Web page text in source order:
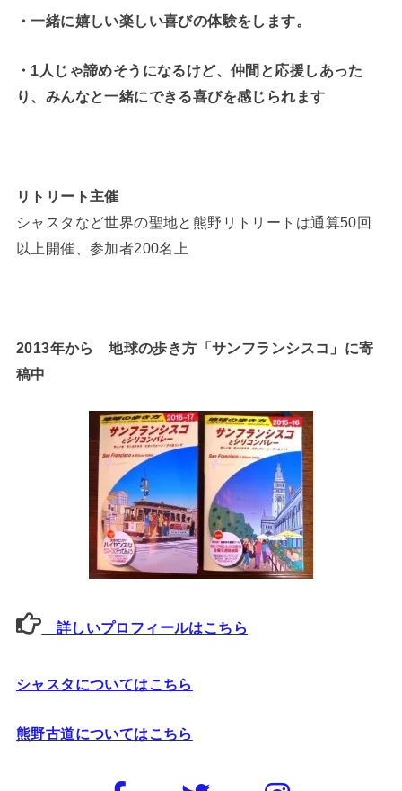
・一緒に嬉しい楽しい喜びの体験をします。
・1人じゃ諦めそうになるけど、仲間と応援しあった
り、みんなと一緒にできる喜びを感じられます
リトリート主催
シャスタなど世界の聖地と熊野リトリートは通算50回
以上開催、参加者200名上
2013年から 地球の歩き方「サンフランシスコ」に寄
稿中
詳しいプロフィールはこちら
シャスタについてはこちら
熊野古道についてはこちら